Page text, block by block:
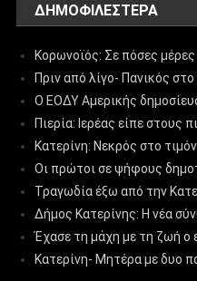
ΔΗΜΟΦΙΛΈΣΤΕΡΑ
Κορωνοϊός: Σε πόσες μέρες
Πριν από λίγο- Πανικός
Ο ΕΟΔΥ Αμερικής
Πιερία: Ιερέας είπε στους
Κατερίνη: Νεκρός στο
Οι πρώτοι σε ψήφους
Τραγωδία έξω από την
Δήμος Κατερίνης: Η νέα
Έχασε τη μάχη με τη ζωή ο
Κατερίνη- Μητέρα με δυο